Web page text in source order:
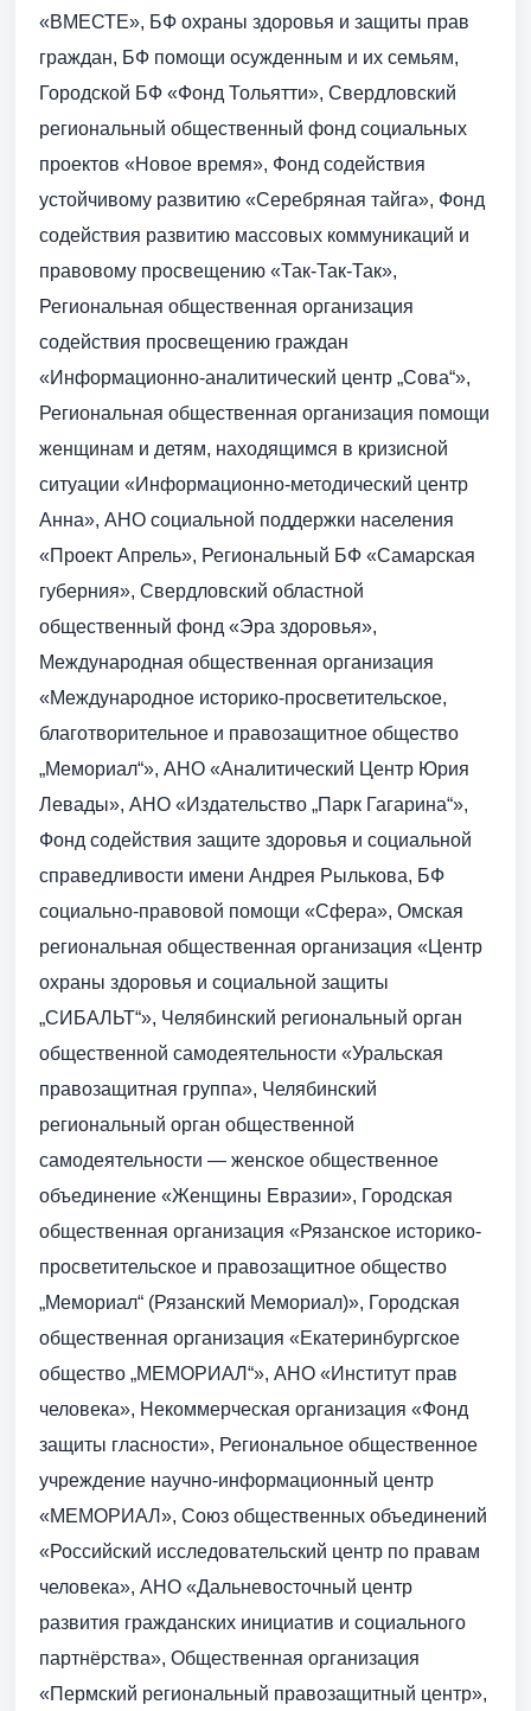
«ВМЕСТЕ», БФ охраны здоровья и защиты прав
граждан, БФ помощи осужденным и их семьям,
Городской БФ «Фонд Тольятти», Свердловский
региональный общественный фонд социальных
проектов «Новое время», Фонд содействия
устойчивому развитию «Серебряная тайга», Фонд
содействия развитию массовых коммуникаций и
правовому просвещению «Так-Так-Так»,
Региональная общественная организация
содействия просвещению граждан
«Информационно-аналитический центр „Сова“»,
Региональная общественная организация помощи
женщинам и детям, находящимся в кризисной
ситуации «Информационно-методический центр
Анна», АНО социальной поддержки населения
«Проект Апрель», Региональный БФ «Самарская
губерния», Свердловский областной
общественный фонд «Эра здоровья»,
Международная общественная организация
«Международное историко-просветительское,
благотворительное и правозащитное общество
„Мемориал“», АНО «Аналитический Центр Юрия
Левады», АНО «Издательство „Парк Гагарина“»,
Фонд содействия защите здоровья и социальной
справедливости имени Андрея Рылькова, БФ
социально-правовой помощи «Сфера», Омская
региональная общественная организация «Центр
охраны здоровья и социальной защиты
„СИБАЛЬТ“», Челябинский региональный орган
общественной самодеятельности «Уральская
правозащитная группа», Челябинский
региональный орган общественной
самодеятельности — женское общественное
объединение «Женщины Евразии», Городская
общественная организация «Рязанское историко-
просветительское и правозащитное общество
„Мемориал“ (Рязанский Мемориал)», Городская
общественная организация «Екатеринбургское
общество „МЕМОРИАЛ“», АНО «Институт прав
человека», Некоммерческая организация «Фонд
защиты гласности», Региональное общественное
учреждение научно-информационный центр
«МЕМОРИАЛ», Союз общественных объединений
«Российский исследовательский центр по правам
человека», АНО «Дальневосточный центр
развития гражданских инициатив и социального
партнёрства», Общественная организация
«Пермский региональный правозащитный центр»,